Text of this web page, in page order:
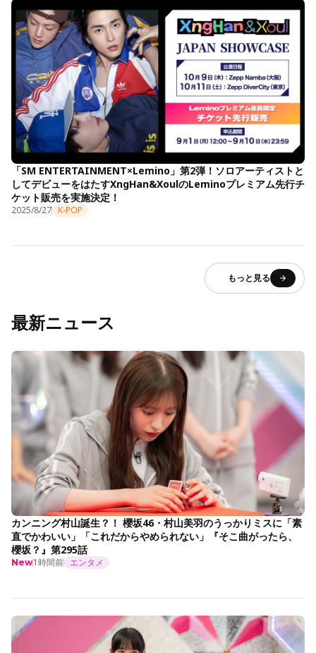
「SM ENTERTAINMENT×Lemino」第2弾！ソロアーティストと
してデビューをはたすXngHan&XoulのLeminoプレミアム先行チ
ケット販売を実施決定！
2025/8/27 K-POP
もっと見る
最新ニュース
カンニング村山誕生？！ 櫻坂46・村山美羽のうっかりミスに「素
直でかわいい」「これだからやめられない」『そこ曲がったら、
櫻坂？』第295話
New1時間前 エンタメ